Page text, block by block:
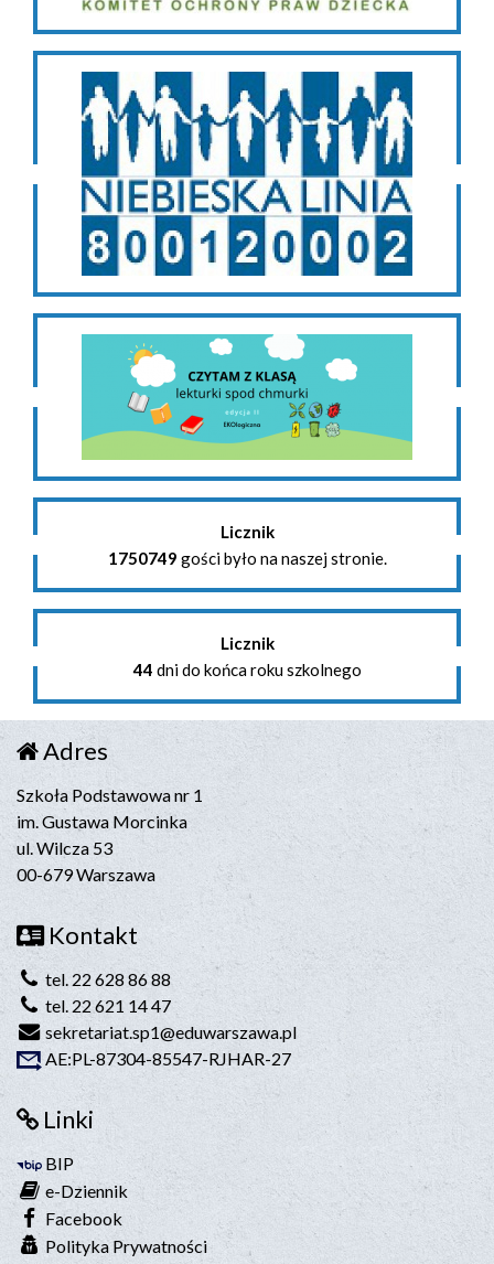
Licznik
1750749 gości było na naszej stronie.
Licznik
44 dni do końca roku szkolnego
Adres
Szkoła Podstawowa nr 1
im. Gustawa Morcinka
ul. Wilcza 53
00-679 Warszawa
Kontakt
tel. 22 628 86 88
tel. 22 621 14 47
sekretariat.sp1@eduwarszawa.pl
AE:PL-87304-85547-RJHAR-27
Linki
BIP
e-Dziennik
Facebook
Polityka Prywatności